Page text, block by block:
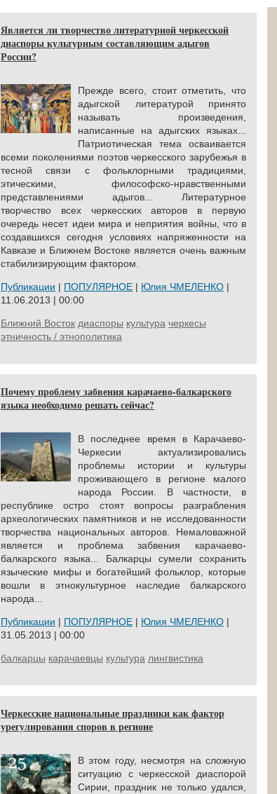
Является ли творчество литературной черкесской
диаспоры культурным составляющим адыгов
России?
Прежде всего, стоит отметить, что
адыгской литературой принято
называть произведения,
написанные на адыгских языках...
Патриотическая тема осваивается
всеми поколениями поэтов черкесского зарубежья в
тесной связи с фольклорными традициями,
этическими, философско-нравственными
представлениями адыгов... Литературное
творчество всех черкесских авторов в первую
очередь несет идеи мира и неприятия войны, что в
создавшихся сегодня условиях напряженности на
Кавказе и Ближнем Востоке является очень важным
стабилизирующим фактором.
Публикации | ПОПУЛЯРНОЕ | Юлия ЧМЕЛЕНКО |
11.06.2013 | 00:00
Ближний Восток диаспоры культура черкесы
этничность / этнополитика
Почему проблему забвения карачаево-балкарского
языка необходимо решать сейчас?
В последнее время в Карачаево-
Черкесии актуализировались
проблемы истории и культуры
проживающего в регионе малого
народа России. В частности, в
республике остро стоят вопросы разграбления
археологических памятников и не исследованности
творчества национальных авторов. Немаловажной
является и проблема забвения карачаево-
балкарского языка... Балкарцы сумели сохранить
языческие мифы и богатейший фольклор, которые
вошли в этнокультурное наследие балкарского
народа...
Публикации | ПОПУЛЯРНОЕ | Юлия ЧМЕЛЕНКО |
31.05.2013 | 00:00
балкарцы карачаевцы культура лингвистика
Черкесские национальные праздники как фактор
урегулирования споров в регионе
В этом году, несмотря на сложную
ситуацию с черкесской диаспорой
Сирии, праздник не только удался,